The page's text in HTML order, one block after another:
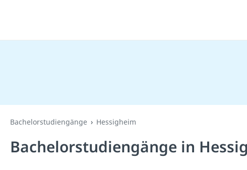
Bachelorstudiengänge Hessigheim
Bachelorstudiengänge in